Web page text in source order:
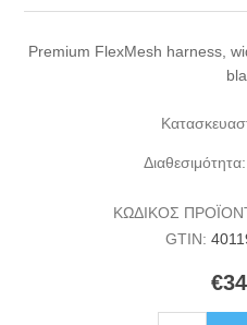
Premium FlexMesh harness,
Διαθεσιμότητα:
ΚΩΔΙΚΟΣ
GTIN: